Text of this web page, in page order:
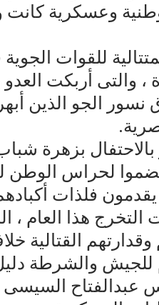
وعسكرية كانت
للقوات
، والتى أربكت
نسور الجو الذين
بالاحتفال بزهرة
لحراس
يقدمون فلذات
التخرج هذا العام ،
وقدارتهم القتالية
والشرطة
عبدالفتاح السيسى